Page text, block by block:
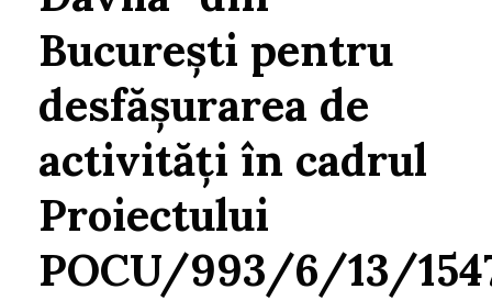
București pentru
desfășurarea de
activități în cadrul
Proiectului
POCU/993/6/13/